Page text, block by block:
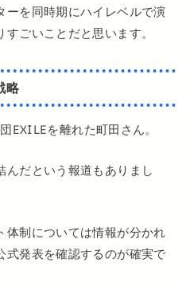
ーを同時期にハイレベルで演
ごいことだと思います。
略
EXILEを離れた町田さん。
だという報道もありまし
体制については情報が分かれ
式発表を確認するのが確実で